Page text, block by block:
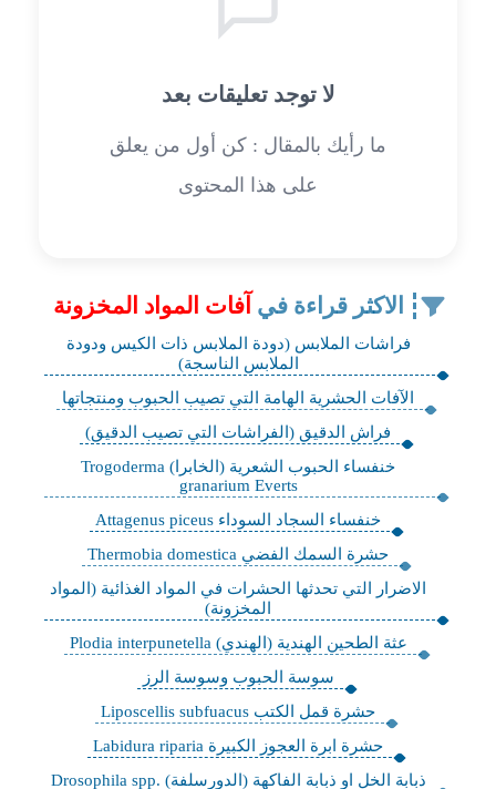
لا توجد تعليقات بعد
ما رأيك بالمقال : كن أول من يعلق
على هذا المحتوى
الاكثر قراءة في آفات المواد المخزونة
​فراشات الملابس (دودة الملابس ذات الكيس ودودة
الملابس الناسجة)
الآفات الحشرية الهامة التي تصيب الحبوب ومنتجاتها
فراش الدقيق (الفراشات التي تصيب الدقيق)
خنفساء الحبوب الشعرية (الخابرا) Trogoderma
granarium Everts
خنفساء السجاد السوداء Attagenus piceus
حشرة السمك الفضي Thermobia domestica
​الاضرار التي تحدثها الحشرات في المواد الغذائية (المواد
المخزونة)
عثة الطحين الهندية (الهندي) Plodia interpunetella
سوسة الحبوب وسوسة الرز
حشرة قمل الكتب Liposcellis subfuacus
​حشرة ابرة العجوز الكبيرة Labidura riparia
ذبابة الخل او ذبابة الفاكهة (الدورسلفة) .Drosophila spp